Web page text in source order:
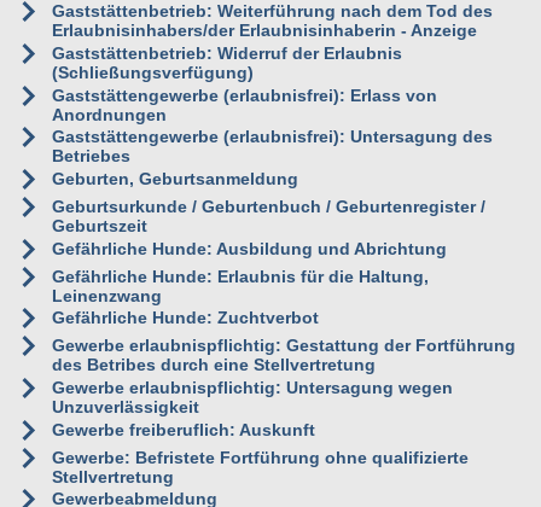
Gaststättenbetrieb: Weiterführung nach dem Tod des
Erlaubnisinhabers/der Erlaubnisinhaberin - Anzeige
Gaststättenbetrieb: Widerruf der Erlaubnis
(Schließungsverfügung)
Gaststättengewerbe (erlaubnisfrei): Erlass von
Anordnungen
Gaststättengewerbe (erlaubnisfrei): Untersagung des
Betriebes
Geburten, Geburtsanmeldung
Geburtsurkunde / Geburtenbuch / Geburtenregister /
Geburtszeit
Gefährliche Hunde: Ausbildung und Abrichtung
Gefährliche Hunde: Erlaubnis für die Haltung,
Leinenzwang
Gefährliche Hunde: Zuchtverbot
Gewerbe erlaubnispflichtig: Gestattung der Fortführung
des Betribes durch eine Stellvertretung
Gewerbe erlaubnispflichtig: Untersagung wegen
Unzuverlässigkeit
Gewerbe freiberuflich: Auskunft
Gewerbe: Befristete Fortführung ohne qualifizierte
Stellvertretung
Gewerbeabmeldung